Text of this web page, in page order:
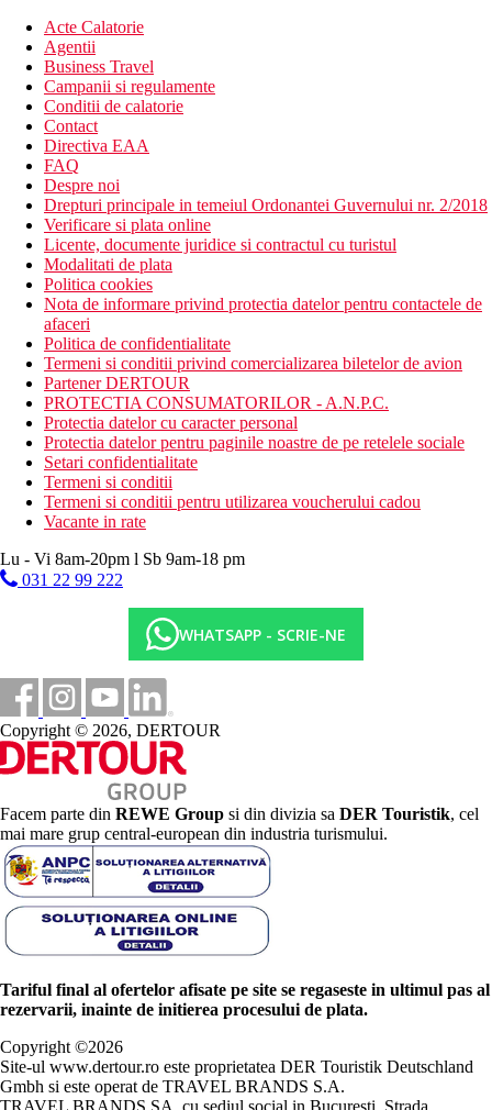
Acte Calatorie
Agentii
Business Travel
Campanii si regulamente
Conditii de calatorie
Contact
Directiva EAA
FAQ
Despre noi
Drepturi principale in temeiul Ordonantei Guvernului nr. 2/2018
Verificare si plata online
Licente, documente juridice si contractul cu turistul
Modalitati de plata
Politica cookies
Nota de informare privind protectia datelor pentru contactele de
afaceri
Politica de confidentialitate
Termeni si conditii privind comercializarea biletelor de avion
Partener DERTOUR
PROTECTIA CONSUMATORILOR - A.N.P.C.
Protectia datelor cu caracter personal
Protectia datelor pentru paginile noastre de pe retelele sociale
Setari confidentialitate
Termeni si conditii
Termeni si conditii pentru utilizarea voucherului cadou
Vacante in rate
Lu - Vi 8am-20pm l Sb 9am-18 pm
031 22 99 222
WHATSAPP - SCRIE-NE
Copyright © 2026, DERTOUR
Facem parte din REWE Group si din divizia sa DER Touristik, cel
mai mare grup central-european din industria turismului.
Tariful final al ofertelor afisate pe site se regaseste in ultimul pas al
rezervarii, inainte de initierea procesului de plata.
Copyright ©2026
Site-ul www.dertour.ro este proprietatea DER Touristik Deutschland
Gmbh si este operat de TRAVEL BRANDS S.A.
TRAVEL BRANDS SA, cu sediul social in Bucuresti, Strada